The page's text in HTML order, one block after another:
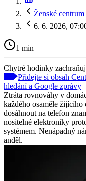
Ženské centrum
6. 6. 2026,
1 min
Chytré hodinky
Přidejte si obsah
hledání a Google zprávy
Ztráta rovnováhy v
každého osaměle žijícího
dosáhnout na telefon
nositelné elektroniky
systémem. Nenápadný
anděl.